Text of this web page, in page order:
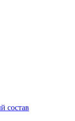
состав